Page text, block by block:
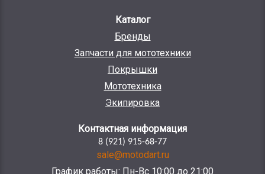
Каталог
Бренды
Запчасти для мототехники
Покрышки
Мототехника
Экипировка
Контактная информация
8 (921) 915-68-77
sale@motodart.ru
График работы: Пн-Вс 10:00 до 21:00